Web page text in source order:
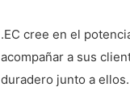
.EC cree en el
acompañar a sus
duradero junto a ellos.